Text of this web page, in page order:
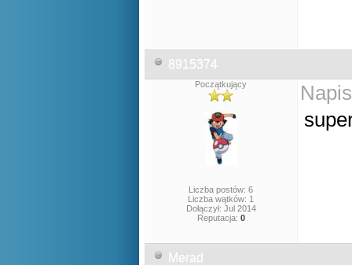
8915374
Początkujący
Liczba postów: 6
Liczba wątków: 1
Dołączył: Jul 2014
Reputacja: 0
Merad